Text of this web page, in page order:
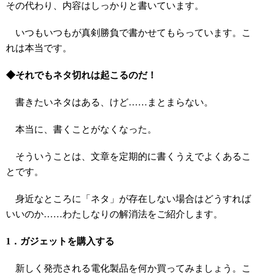
その代わり、内容はしっかりと書いています。
いつもいつもが真剣勝負で書かせてもらっています。こ
れは本当です。
◆それでもネタ切れは起こるのだ！
書きたいネタはある、けど……まとまらない。
本当に、書くことがなくなった。
そういうことは、文章を定期的に書くうえでよくあるこ
とです。
身近なところに「ネタ」が存在しない場合はどうすれば
いいのか……わたしなりの解消法をご紹介します。
1．ガジェットを購入する
新しく発売される電化製品を何か買ってみましょう。こ